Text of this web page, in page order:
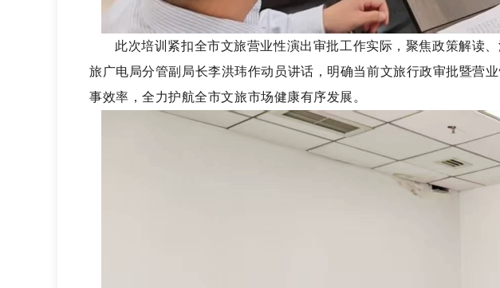
此次培训紧扣全市文旅营业性演出审批工作实际，聚焦政策解读、
旅 广电局分管副局长李洪玮作动员讲话，明确当前文旅行政审批暨营
事效率，全力护航全市文旅市场健康有序发展。